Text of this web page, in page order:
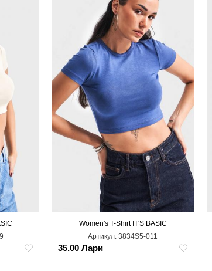
L M
Women's T-Shirt IT'S BASIC
Артикул:3834S5-011
35.00 Лари